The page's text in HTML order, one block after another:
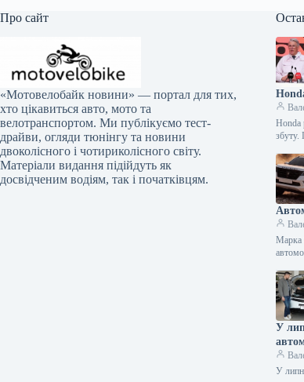
Про сайт
«Мотовелобайк новини» — портал для тих,
хто цікавиться авто, мото та
велотранспортом. Ми публікуємо тест-
драйви, огляди тюнінгу та новини
двоколісного і чотириколісного світу.
Матеріали видання підійдуть як
досвідченим водіям, так і початківцям.
Honda
збуту.
Марка
У
У